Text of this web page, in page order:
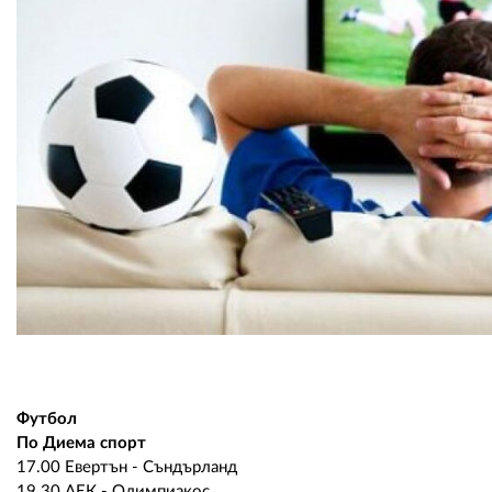
Футбол
По Диема спорт
17.00 Евертън - Съндърланд